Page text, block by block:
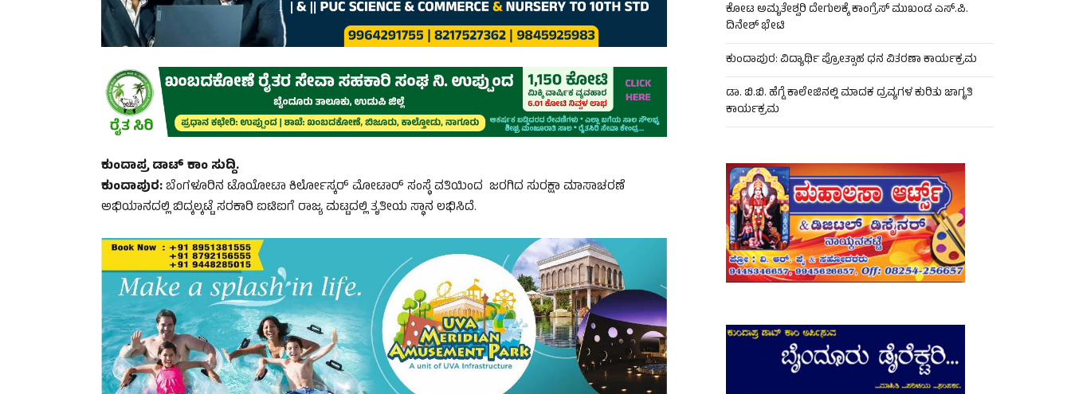
ಕುಂದಾಪ್ರ ಡಾಟ್‌ ಕಾಂ ಸುದ್ದಿ.
ಕುಂದಾಪುರ:ಬೆಂಗಳೂರಿನ ಟೊಯೋಟಾ ಕಿರ್ಲೋಸ್ಕರ್ ಮೋಟಾರ್ ಸಂಸ್ಥೆ ವತಿಯಿಂದ ಜರಗಿದ ಸುರಕ್ಷಾ ಮಾಸಾಚರಣೆ
ಅಭಿಯಾನದಲ್ಲಿ ಬಿದ್ಕಲ್ಕಟ್ಟೆ ಸರಕಾರಿ ಐಟಿಐಗೆ ರಾಜ್ಯ ಮಟ್ಟದಲ್ಲಿ ತೃತೀಯ ಸ್ಥಾನ ಲಭಿಸಿದೆ.
ಕೋಟ ಅಮೃತೇಶ್ವರಿ ದೇಗುಲಕ್ಕೆ ಕಾಂಗ್ರೆಸ್ ಮುಖಂಡ ಎಸ್.ಪಿ.
ದಿನೇಶ್ ಭೇಟಿ
ಕುಂದಾಪುರ: ವಿದ್ಯಾರ್ಥಿ ಪ್ರೋತ್ಸಾಹ ಧನ ವಿತರಣಾ ಕಾರ್ಯಕ್ರಮ
ಡಾ. ಬಿ.ಬಿ. ಹೆಗ್ಡೆ ಕಾಲೇಜಿನಲ್ಲಿ ಮಾದಕ ದ್ರವ್ಯಗಳ ಕುರಿತು ಜಾಗೃತಿ
ಕಾರ್ಯಕ್ರಮ